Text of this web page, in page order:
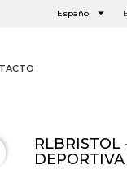
Español 